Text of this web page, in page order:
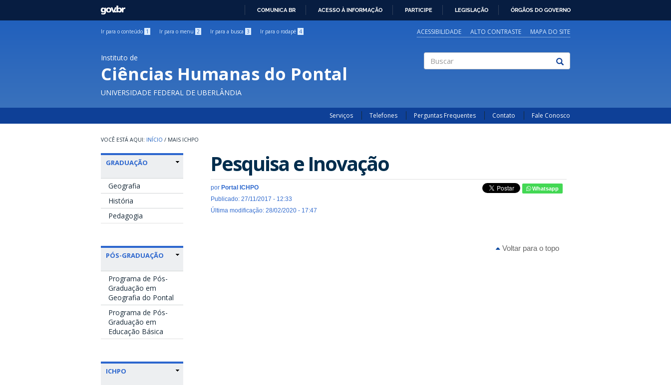
GOVBR
COMUNICA BR ACESSO À INFORMAÇÃO PARTICIPE LEGISLAÇÃO ÓRGÃOS DO GOVERNO
Ir para o conteúdo 1 Ir para o menu 2 Ir para a busca 3 Ir para o rodapé 4 ACESSIBILIDADE ALTO CONTRASTE MAPA DO SITE
Instituto de
Ciências Humanas do Pontal
UNIVERSIDADE FEDERAL DE UBERLÂNDIA
Serviços Telefones Perguntas Frequentes Contato Fale Conosco
INÍCIO / MAIS ICHPO
GRADUAÇÃO
Geografia
História
Pedagogia
PÓS-GRADUAÇÃO
Programa de Pós-
Graduação em
Geografia do Pontal
Programa de Pós-
Graduação em
Educação Básica
ICHPO
Pesquisa e Inovação
por Portal ICHPO
Publicado: 27/11/2017 - 12:33
Última modificação: 28/02/2020 - 17:47
Whatsapp
Voltar para o topo